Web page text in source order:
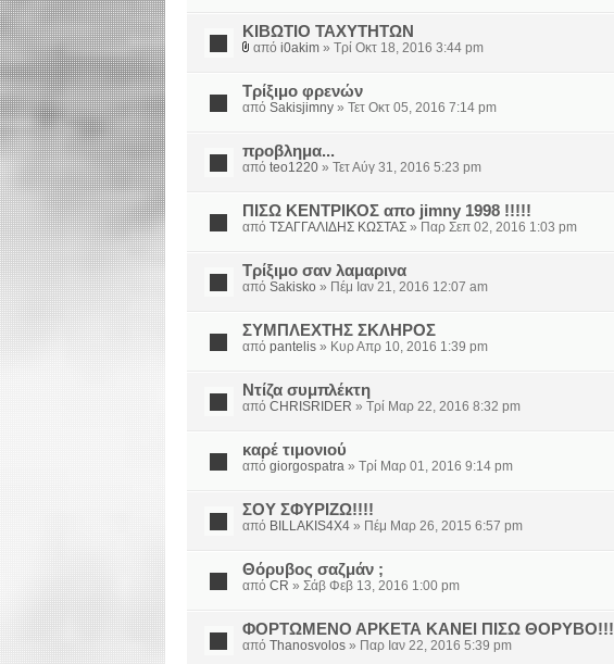
ΚΙΒΩΤΙΟ ΤΑΧΥΤΗΤΩΝ
από i0akim » Τρί Οκτ 18, 2016 3:44 pm
Τρίξιμο φρενών
από Sakisjimny » Τετ Οκτ 05, 2016 7:14 pm
προβλημα...
από teo1220 » Τετ Αύγ 31, 2016 5:23 pm
ΠΙΣΩ ΚΕΝΤΡΙΚΟΣ απο jimny 1998 !!!!!
από ΤΣΑΓΓΑΛΙΔΗΣ ΚΩΣΤΑΣ » Παρ Σεπ 02, 2016 1:03 pm
Τρίξιμο σαν λαμαρινα
από Sakisko » Πέμ Ιαν 21, 2016 12:07 am
ΣΥΜΠΛΕΧΤΗΣ ΣΚΛΗΡΟΣ
από pantelis » Κυρ Απρ 10, 2016 1:39 pm
Ντίζα συμπλέκτη
από CHRISRIDER » Τρί Μαρ 22, 2016 8:32 pm
καρέ τιμονιού
από giorgospatra » Τρί Μαρ 01, 2016 9:14 pm
ΣΟΥ ΣΦΥΡΙΖΩ!!!!
από BILLAKIS4X4 » Πέμ Μαρ 26, 2015 6:57 pm
Θόρυβος σαζμάν ;
από CR » Σάβ Φεβ 13, 2016 1:00 pm
ΦΟΡΤΩΜΕΝΟ ΑΡΚΕΤΑ ΚΑΝΕΙ ΠΙΣΩ ΘΟΡΥΒΟ!!!
από Thanosvolos » Παρ Ιαν 22, 2016 5:39 pm